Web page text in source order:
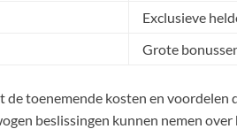
Exclusieve
Grote
toenemende kosten en voordelen
beslissingen kunnen nemen over